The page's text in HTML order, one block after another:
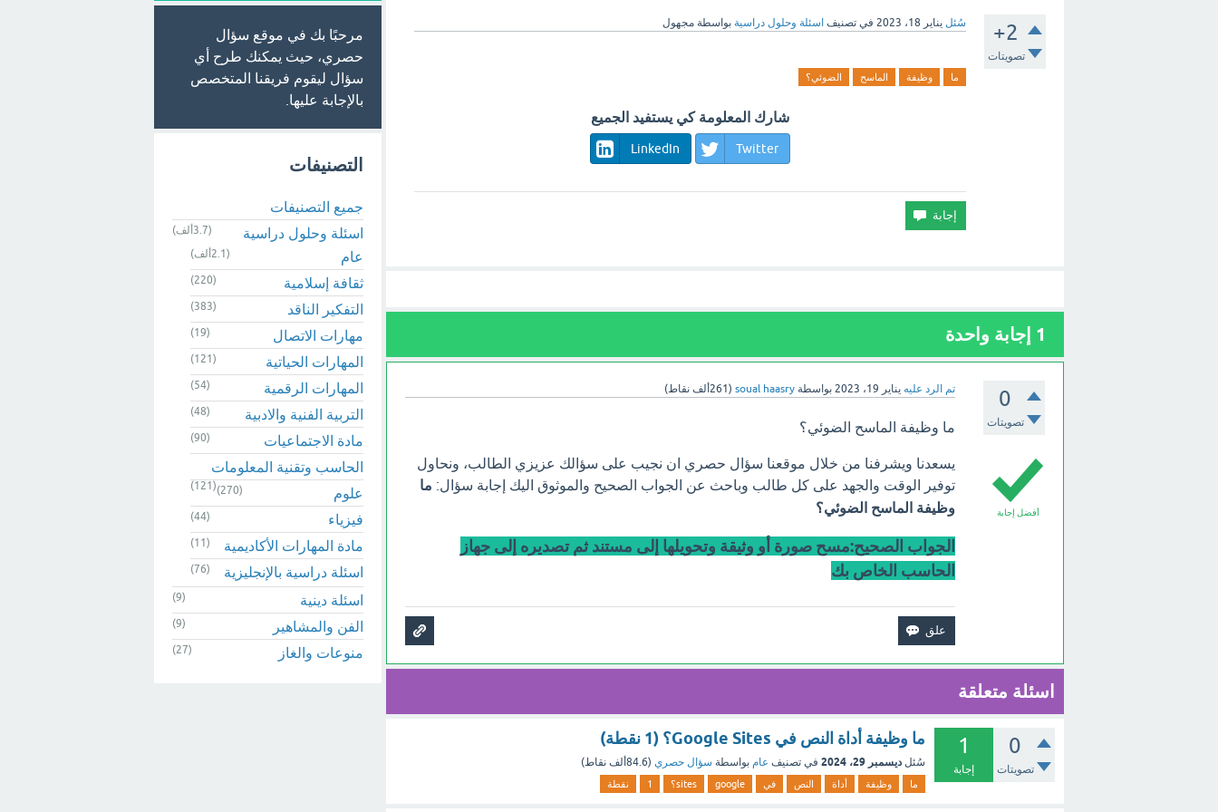
+2
تصويتات
سُئل يناير 18، 2023 في تصنيف اسئلة وحلول دراسية بواسطة مجهول
ما وظيفة الماسح الضوئي؟
شارك المعلومة كي يستفيد الجميع
Twitter
LinkedIn
1 إجابة واحدة
0
تصويتات
تم الرد عليه يناير 19، 2023 بواسطة soual haasry
(261ألف نقاط)
أفضل إجابة
ما وظيفة الماسح الضوئي؟
يسعدنا ويشرفنا من خلال موقعنا سؤال حصري ان نجيب على سؤالك عزيزي الطالب، ونحاول
توفير الوقت والجهد على كل طالب وباحث عن الجواب الصحيح والموثوق اليك إجابة سؤال: ما
وظيفة الماسح الضوئي؟
الجواب الصحيح:مسح صورة أو وثيقة وتحويلها إلى مستند ثم تصديره إلى جهاز
الحاسب الخاص بك
اسئلة متعلقة
0
تصويتات
1
إجابة
ما وظيفة أداة النص في Google Sites؟ (1 نقطة)
سُئل ديسمبر 29، 2024 في تصنيف عام بواسطة سؤال حصري (84.6ألف نقاط)
ما وظيفة أداة النص في google sites؟ 1 نقطة
مرحبًا بك في موقع سؤال
حصري، حيث يمكنك طرح أي
سؤال ليقوم فريقنا المتخصص
بالإجابة عليها.
التصنيفات
جميع التصنيفات
اسئلة وحلول دراسية
(3.7ألف)
عام (2.1ألف)
ثقافة إسلامية (220)
التفكير الناقد (383)
مهارات الاتصال (19)
المهارات الحياتية (121)
المهارات الرقمية (54)
التربية الفنية والادبية (48)
مادة الاجتماعيات (90)
الحاسب وتقنية المعلومات
(121) علوم (270)
فيزياء (44)
مادة المهارات الأكاديمية (11)
اسئلة دراسية بالإنجليزية (76)
اسئلة دينية (9)
الفن والمشاهير (9)
منوعات والغاز (27)